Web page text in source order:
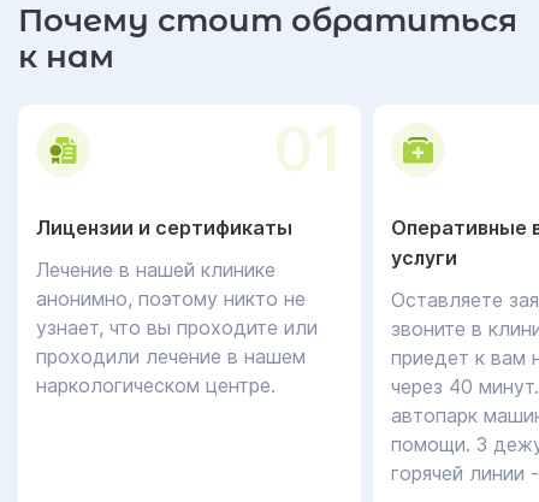
Почему стоит обратиться
к нам
01
Лицензии и сертификаты
Лечение в нашей клинике
анонимно, поэтому никто не
узнает, что вы проходите или
проходили лечение в нашем
наркологическом центре.
Оперативные
услуги
Оставляете
звоните в
приедет к вам
через 40
автопарк
помощи. 3
горячей линии